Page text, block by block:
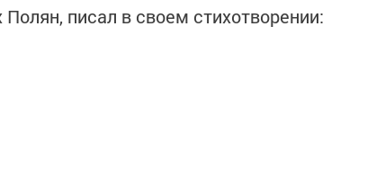
писал в своем стихотворении: